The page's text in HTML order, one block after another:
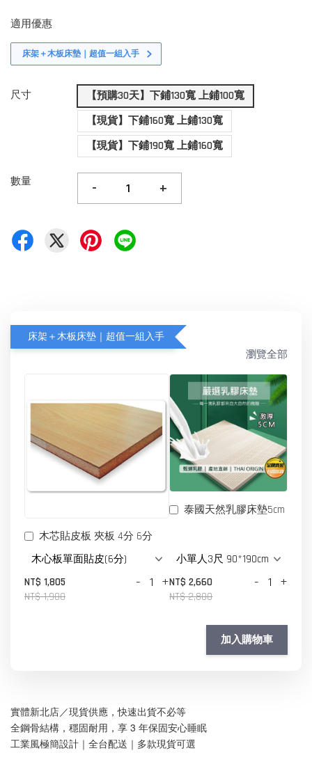
適用優惠
床架＋木板床墊｜超值一組入手
尺寸
【預購30天】下鋪130寬 上鋪100寬
【現貨】下鋪160寬 上鋪130寬
【現貨】下鋪190寬 上鋪160寬
數量 - +
床架＋木板床墊｜超值一組入手
瀏覽全部
木芯貼皮板 夾板 4分 6分
NT$ 1,805
NT$ 1,900
- +
泰國天然乳膠床墊5cm
NT$ 2,660
NT$ 2,800
- +
加入購物車
實體新北店／現貨供應，快速出貨不必等
全鋼骨結構，穩固耐用，享 3 年保固安心睡眠
工業風極簡設計｜全台配送｜多款現貨可選